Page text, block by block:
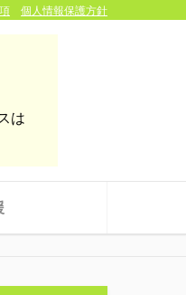
個人情報保護方針
は